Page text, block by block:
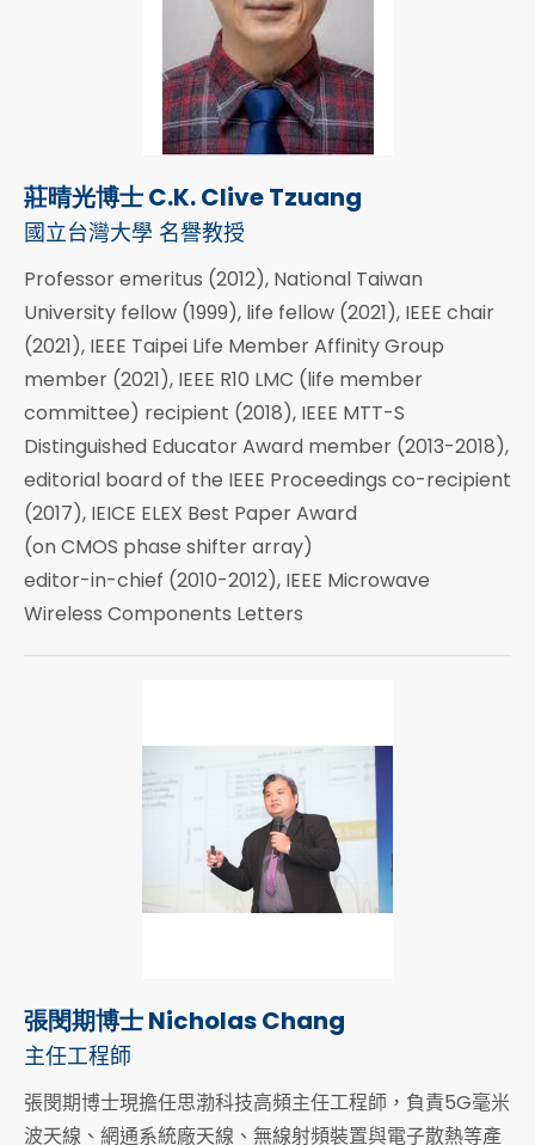
莊晴光博士 C.K. Clive Tzuang
國立台灣大學 名譽教授
Professor emeritus (2012), National Taiwan
University fellow (1999), life fellow (2021), IEEE chair
(2021), IEEE Taipei Life Member Affinity Group
member (2021), IEEE R10 LMC (life member
committee) recipient (2018), IEEE MTT-S
Distinguished Educator Award member (2013-2018),
editorial board of the IEEE Proceedings co-recipient
(2017), IEICE ELEX Best Paper Award
(on CMOS phase shifter array)
editor-in-chief (2010-2012), IEEE Microwave
Wireless Components Letters
張閔期博士 Nicholas Chang
主任工程師
張閔期博士現擔任思渤科技高頻主任工程師，負責5G毫米
波天線、網通系統廠天線、無線射頻裝置與電子散熱等產